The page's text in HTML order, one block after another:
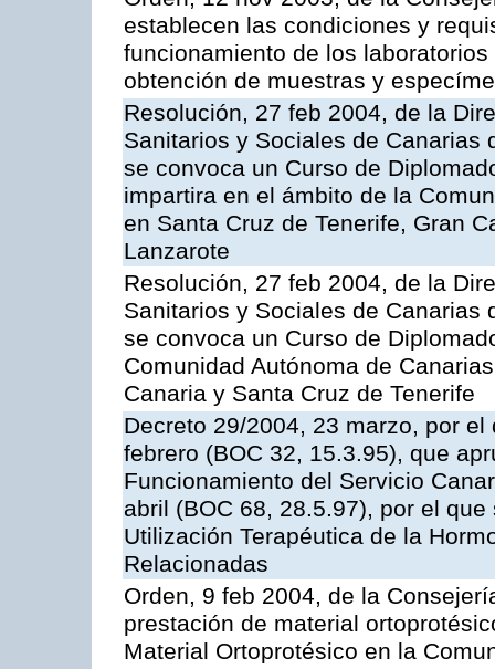
establecen las condiciones y
funcionamiento de los
obtención de muestras y
Resolución, 27 feb 2004, de la
Sanitarios y Sociales de Canarias
se convoca un Curso de
impartira en el ámbito de la
en Santa Cruz de Tenerife, Gran
Lanzarote
Resolución, 27 feb 2004, de la
Sanitarios y Sociales de Canarias
se convoca un Curso de
Comunidad Autónoma de
Canaria y Santa Cruz de Tenerife
Decreto 29/2004, 23 marzo, por
febrero (BOC 32, 15.3.95), que
Funcionamiento del Servicio
abril (BOC 68, 28.5.97), por el
Utilización Terapéutica de la
Relacionadas
Orden, 9 feb 2004, de la
prestación de material
Material Ortoprotésico en la